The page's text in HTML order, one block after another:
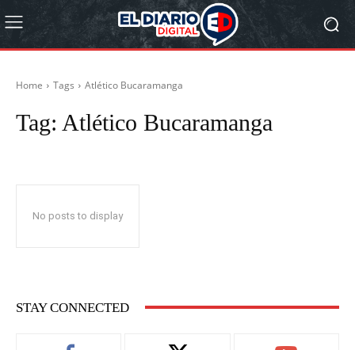
Home Tags Atlético Bucaramanga
Tag: Atlético Bucaramanga
No posts to display
STAY CONNECTED